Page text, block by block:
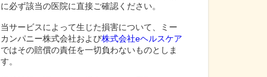
に必ず該当の医院に直接ご確認ください。
当サービスによって生じた損害について、ミー
カンパニー株式会社および株式会社eヘルスケア
ではその賠償の責任を一切負わないものとしま
す。